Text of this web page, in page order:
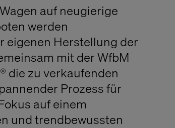
auf neugierige
werden
eigenen Herstellung der
mit der WfbM
die zu verkaufenden
Prozess für
auf einem
und trendbewussten